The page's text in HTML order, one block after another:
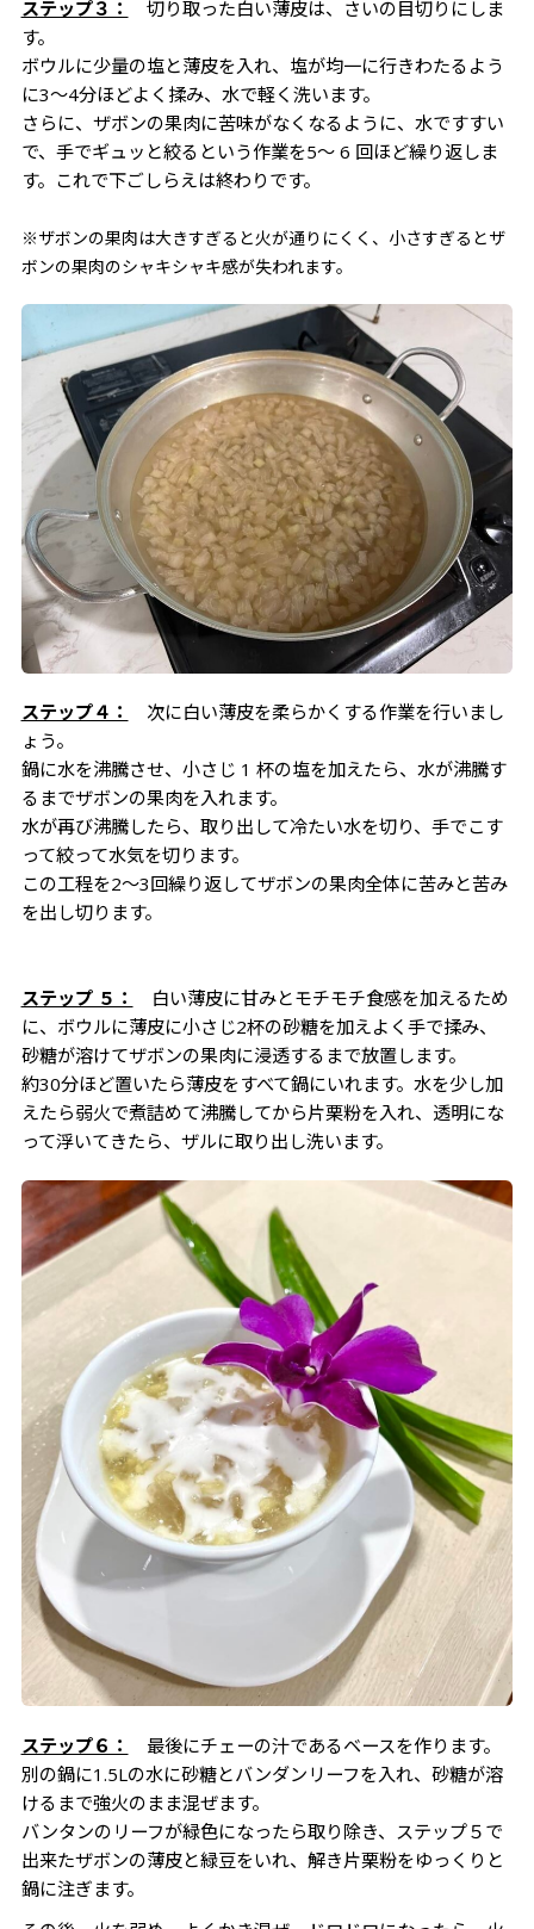
ステップ３：
切り取った白い薄皮は、さいの目切りにしま
す。
ボウルに少量の塩と薄皮を入れ、塩が均一に行きわたるよう
に3〜4分ほどよく揉み、水で軽く洗います。
さらに、ザボンの果肉に苦味がなくなるように、水ですすい
で、手でギュッと絞るという作業を5〜 6 回ほど繰り返しま
す。これで下ごしらえは終わりです。
※ザボンの果肉は大きすぎると火が通りにくく、小さすぎるとザ
ボンの果肉のシャキシャキ感が失われます。
ステップ４：
次に白い薄皮を柔らかくする作業を行いまし
ょう。
鍋に水を沸騰させ、小さじ 1 杯の塩を加えたら、水が沸騰す
るまでザボンの果肉を入れます。
水が再び沸騰したら、取り出して冷たい水を切り、手でこす
って絞って水気を切ります。
この工程を2〜3回繰り返してザボンの果肉全体に苦みと苦み
を出し切ります。
ステップ ５：
白い薄皮に甘みとモチモチ食感を加えるため
に、ボウルに薄皮に小さじ2杯の砂糖を加えよく手で揉み、
砂糖が溶けてザボンの果肉に浸透するまで放置します。
約30分ほど置いたら薄皮をすべて鍋にいれます。水を少し加
えたら弱火で煮詰めて沸騰してから片栗粉を入れ、透明にな
って浮いてきたら、ザルに取り出し洗います。
ステップ６：
最後にチェーの汁であるベースを作ります。
別の鍋に1.5Lの水に砂糖とバンダンリーフを入れ、砂糖が溶
けるまで強火のまま混ぜます。
バンタンのリーフが緑色になったら取り除き、ステップ５で
出来たザボンの薄皮と緑豆をいれ、解き片栗粉をゆっくりと
鍋に注ぎます。